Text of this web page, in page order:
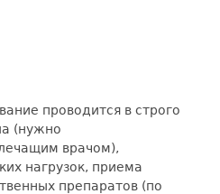
проводится в строго
(нужно
врачом),
нагрузок, приема
препаратов (по